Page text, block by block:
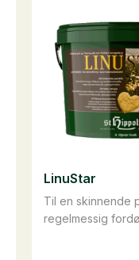
Til en skinnende
regelmessig
LinuStar